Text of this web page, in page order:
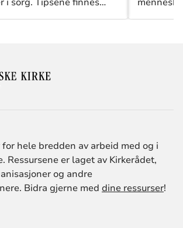
og som brosjyre til
for hele bredden av arbeid med og i
Ressursene er laget av Kirkerådet,
og andre
Bidra gjerne med dine ressurser!